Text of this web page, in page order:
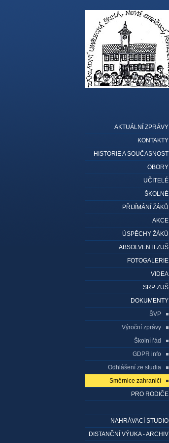
AKTUÁLNÍ ZPRÁVY
KONTAKTY
HISTORIE A SOUČASNOST
OBORY
UČITELÉ
ŠKOLNÉ
PŘIJÍMÁNÍ ŽÁKŮ
AKCE
ÚSPĚCHY ŽÁKŮ
ABSOLVENTI ZUŠ
FOTOGALERIE
VIDEA
SRP ZUŠ
DOKUMENTY
ŠVP
Výroční zprávy
Školní řád
GDPR info
Odhlášení ze studia
Směrnice zahraničí
PRO RODIČE
NAHRÁVACÍ STUDIO
DISTANČNÍ VÝUKA - ARCHIV